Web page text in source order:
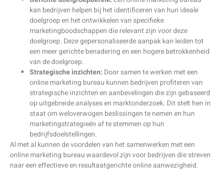
kan bedrijven helpen bij het identificeren van hun ideale
doelgroep en het ontwikkelen van specifieke
marketingboodschappen die relevant zijn voor deze
doelgroep. Deze gepersonaliseerde aanpak kan leiden tot
een meer gerichte benadering en een hogere betrokkenheid
van de doelgroep.
Strategische inzichten: Door samen te werken met een
online marketing bureau kunnen bedrijven profiteren van
strategische inzichten en aanbevelingen die zijn gebaseerd
op uitgebreide analyses en marktonderzoek. Dit stelt hen in
staat om weloverwogen beslissingen te nemen en hun
marketingstrategieën af te stemmen op hun
bedrijfsdoelstellingen.
Al met al kunnen de voordelen van het samenwerken met een
online marketing bureau waardevol zijn voor bedrijven die streven
naar een effectieve en resultaatgerichte online aanwezigheid.